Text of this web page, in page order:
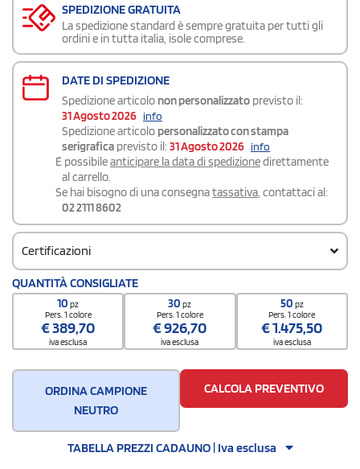
SPEDIZIONE GRATUITA
La spedizione standard è sempre gratuita per tutti gli
ordini e in tutta italia, isole comprese.
DATE DI SPEDIZIONE
Spedizione articolo non personalizzato previsto il:
31 Agosto 2026 info
Spedizione articolo personalizzato con stampa
serigrafica previsto il: 31 Agosto 2026 info
É possibileanticipare la data di spedizionedirettamente
al carrello.
Se hai bisogno di una consegnatassativa, contattaci al:
02 2111 8602
Certificazioni
certificazione.pdf >
QUANTITÀ CONSIGLIATE
10pz
Pers. 1 colore
€389,70
iva esclusa
30pz
Pers. 1 colore
€926,70
iva esclusa
50 pz
Pers. 1 colore
€1.475,50
iva esclusa
ORDINA CAMPIONE
NEUTRO
CALCOLA PREVENTIVO
TABELLA PREZZI CADAUNO | Iva esclusa